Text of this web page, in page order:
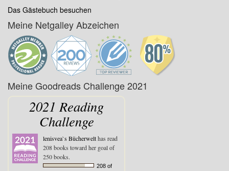
Das Gästebuch besuchen
Meine Netgalley Abzeichen
Meine Goodreads Challenge 2021
2021 Reading
Challenge
lenisvea`s Bücherwelthas read
208 books toward her goal of
250 books.
208 of